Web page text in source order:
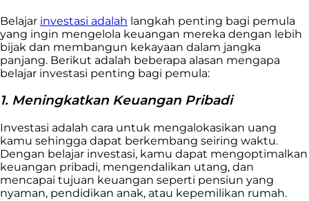
Belajar investasi adalah langkah penting bagi pemula
yang ingin mengelola keuangan mereka dengan lebih
bijak dan membangun kekayaan dalam jangka
panjang. Berikut adalah beberapa alasan mengapa
belajar investasi penting bagi pemula:
1. Meningkatkan Keuangan Pribadi
Investasi adalah cara untuk mengalokasikan uang
kamu sehingga dapat berkembang seiring waktu.
Dengan belajar investasi, kamu dapat mengoptimalkan
keuangan pribadi, mengendalikan utang, dan
mencapai tujuan keuangan seperti pensiun yang
nyaman, pendidikan anak, atau kepemilikan rumah.